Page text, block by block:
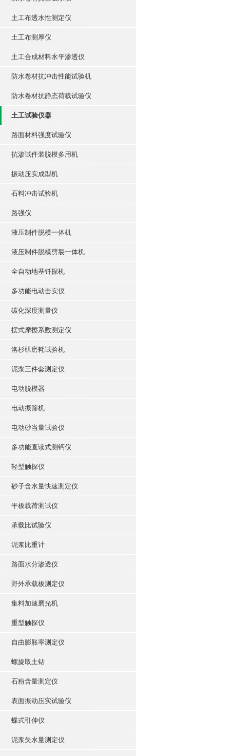
土工布透水性测定仪
土工布测厚仪
土工合成材料水平渗透仪
防水卷材抗冲击性能试验机
防水卷材抗静态荷载试验仪
土工试验仪器
路面材料强度试验仪
抗渗试件装脱模多用机
振动压实成型机
石料冲击试验机
路强仪
液压制件脱模一体机
液压制件脱模劈裂一体机
全自动地基钎探机
多功能电动击实仪
碳化深度测量仪
摆式摩擦系数测定仪
洛杉矶磨耗试验机
泥浆三件套测定仪
电动脱模器
电动振筛机
电动砂当量试验仪
多功能直读式测钙仪
轻型触探仪
砂子含水量快速测定仪
平板载荷测试仪
承载比试验仪
泥浆比重计
路面水分渗透仪
野外承载板测定仪
集料加速磨光机
重型触探仪
自由膨胀率测定仪
螺旋取土钻
石粉含量测定仪
表面振动压实试验仪
蝶式引伸仪
泥浆失水量测定仪